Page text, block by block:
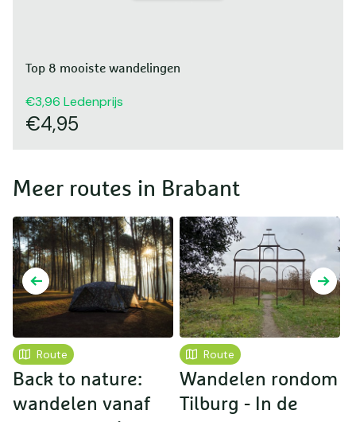
Top 8 mooiste wandelingen
3,96 Ledenprijs
4,95
Meer routes in Brabant
Route
Back to nature:
wandelen vanaf
Route
Wandelen rondom
Tilburg - In de